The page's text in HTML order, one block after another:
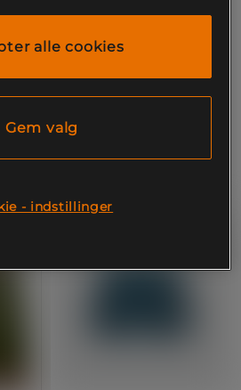
Boxershorts 5 pack Rød
Frank Dandy
399 kr
alle cookies
Gem valg
- indstillinger